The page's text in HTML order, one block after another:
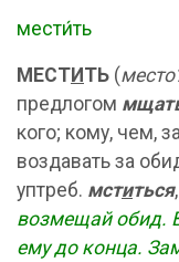
мести́ть
МЕСТИ ТЬ (
предлогом
кого; кому, чем,
воздавать за
уптреб. мститься
возмещай обид.
ему до конца.